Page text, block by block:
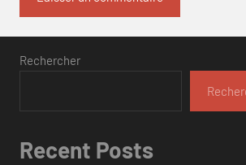
Rechercher
Recent Posts